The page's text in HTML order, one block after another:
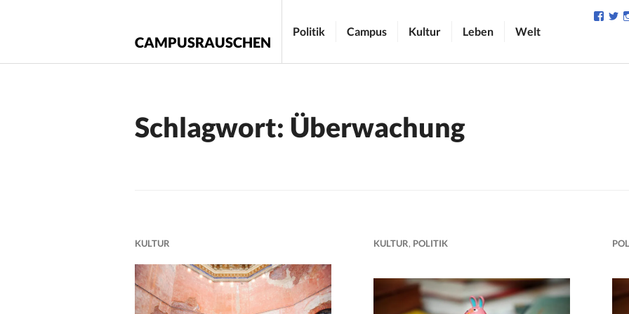
CAMPUSRAUSCHEN
Politik Campus Kultur Leben Welt
Profil
Schlagwort: Überwachung
KULTUR KULTUR, POLITIK